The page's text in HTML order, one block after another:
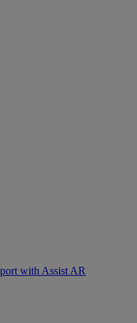
with Assist AR